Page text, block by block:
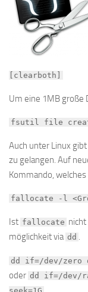
[clearboth]
Um eine 1MB große
fsutil file
Auch unter Linux
zu gelangen. Auf
Kommando,
fallocate -l
Ist fallocate
möglichkeit via dd .
dd if=/dev/zero
oder dd if=/dev/